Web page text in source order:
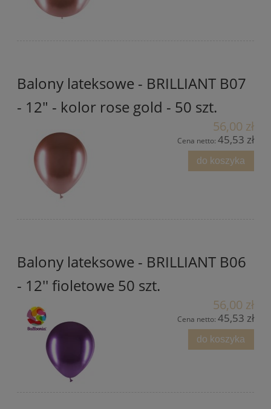
Balony lateksowe - BRILLIANT B07
- 12" - kolor rose gold - 50 szt.
56,00 zł
Cena netto: 45,53 zł
do koszyka
Balony lateksowe - BRILLIANT B06
- 12'' fioletowe 50 szt.
56,00 zł
Cena netto: 45,53 zł
do koszyka